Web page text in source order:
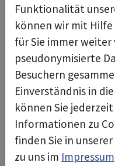
Funktionalität
können wir mit
für Sie immer weiter
pseudonymisierte
Besuchern
Einverständnis in
können Sie
Informationen zu
finden Sie in unserer
zu uns im Impressum